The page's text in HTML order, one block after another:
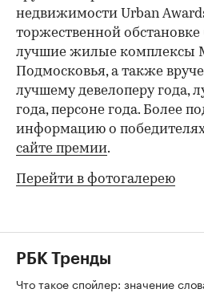
недвижимости Urban
торжественной
лучшие жилые комплексы
Подмосковья, а также
лучшему девелоперу года,
года, персоне года. Более
информацию о
сайте премии.
Перейти в фотогалерею
РБК Тренды
Что такое спойлер: значение